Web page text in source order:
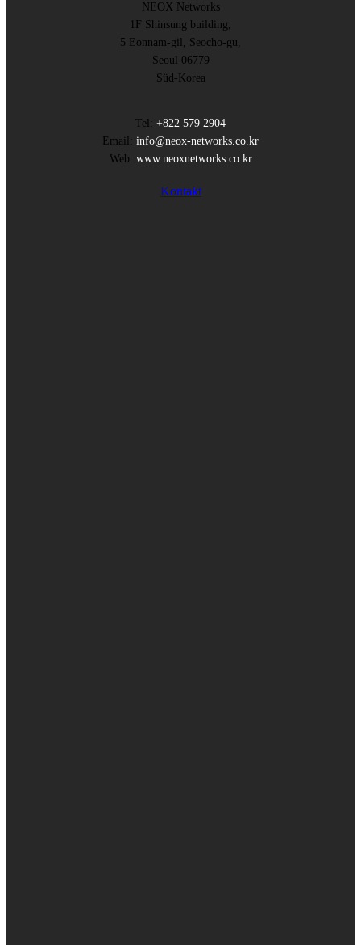
NEOX Networks
1F Shinsung building,
5 Eonnam-gil, Seocho-gu,
Seoul 06779
Süd-Korea
Tel: +822 579 2904
Email: info@neox-networks.co.kr
Web: www.neoxnetworks.co.kr
Kontakt